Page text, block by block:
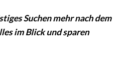
Suchen mehr nach dem
im Blick und sparen